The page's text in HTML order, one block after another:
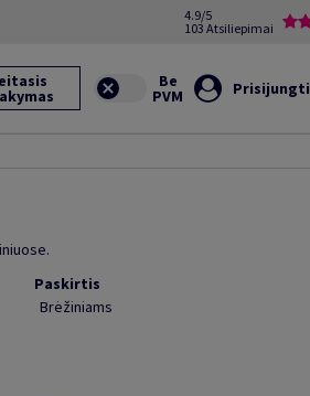
4.9/5
103 Atsiliepimai
Prisijungti
Paskirtis
Brėžiniams